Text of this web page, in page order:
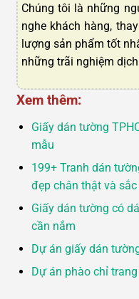
Chúng tôi là những
nghe khách hàng,
lượng sản phẩm tốt
những trãi nghiệm
Xem thêm:
Giấy dán tường
mẫu
199+ Tranh dán
đẹp chân thật và sắc
Giấy dán tường có
cần nắm
Dự án giấy dán
Dự án phào chỉ